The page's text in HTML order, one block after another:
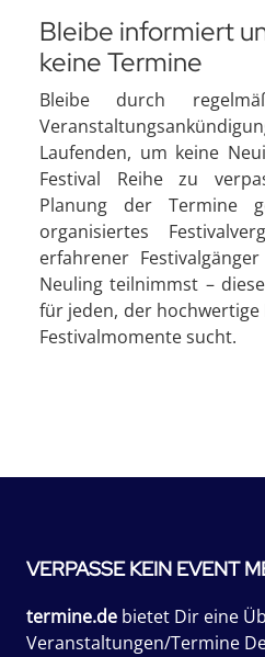
Bleibe informiert
keine Termine
Bleibe durch
Laufenden, um keine
Festival Reihe zu
Planung der Termine
organisiertes
erfahrener
Neuling teilnimmst –
für jeden, der
Festivalmomente sucht.
VERPASSE KEIN EVENT
termine.de bietet Dir eine
Veranstaltungen/Termine